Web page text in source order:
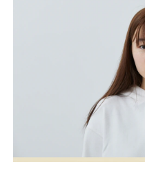
CONCEPT
SHOP LIST
NEWS
ARCHIVES
PRIVACY POLICY